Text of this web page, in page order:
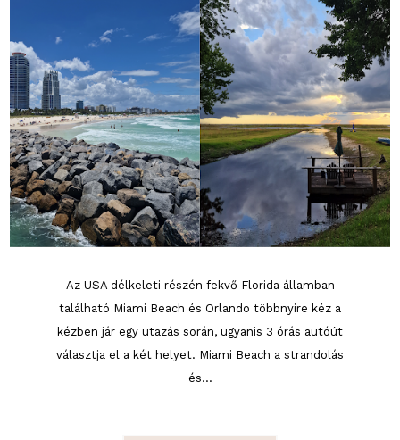
Az USA délkeleti részén fekvő Florida államban
található Miami Beach és Orlando többnyire kéz a
kézben jár egy utazás során, ugyanis 3 órás autóút
választja el a két helyet. Miami Beach a strandolás
és...